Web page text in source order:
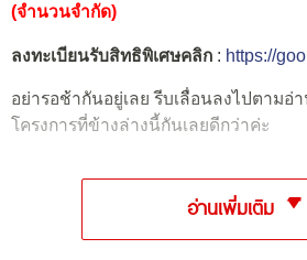
(จำนวนจำกัด)
ลงทะเบียนรับสิทธิพิเศษคลิก : https://
อย่ารอช้ากันอยู่เลย รีบเลื่อนลงไปตามอ่
โครงการที่ข้างล่างนี้กันเลยดีกว่าค่ะ
อ่านเพิ่มเติม